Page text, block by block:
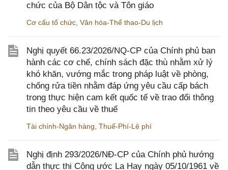
chức của Bộ Dân tộc và Tôn giáo
Cơ cấu tổ chức Văn hóa-Thể thao-Du lịch
Nghị quyết 66.23/2026/NQ-CP của Chính phủ ban
hành các cơ chế, chính sách đặc thù nhằm xử lý
khó khăn, vướng mắc trong pháp luật về phòng,
chống rửa tiền nhằm đáp ứng yêu cầu cấp bách
trong thực hiện cam kết quốc tế về trao đổi thông
tin theo yêu cầu về thuế
Tài chính-Ngân hàng Thuế-Phí-Lệ phí
Nghị định 293/2026/NĐ-CP của Chính phủ hướng
dẫn thực thi Công ước La Hay ngày 05/10/1961 về